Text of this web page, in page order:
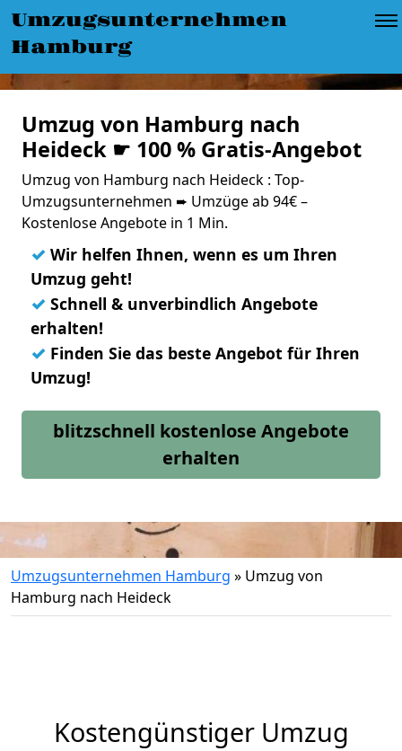
Umzugsunternehmen
Hamburg
Umzug von Hamburg nach
Heideck ☛ 100 % Gratis-Angebot
Umzug von Hamburg nach Heideck : Top-
Umzugsunternehmen ➨ Umzüge ab 94€ –
Kostenlose Angebote in 1 Min.
✓ Wir helfen Ihnen, wenn es um Ihren
Umzug geht!
✓ Schnell & unverbindlich Angebote
erhalten!
✓ Finden Sie das beste Angebot für Ihren
Umzug!
blitzschnell kostenlose Angebote
erhalten
Umzugsunternehmen Hamburg » Umzug von
Hamburg nach Heideck
Kostengünstiger Umzug